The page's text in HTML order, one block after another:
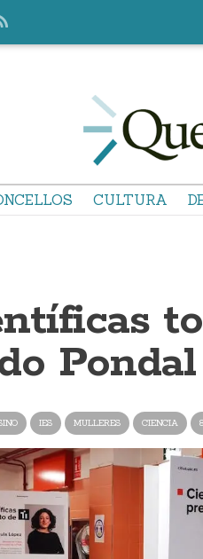
CULTURA
Pondal
IES MULLERES CIENCIA